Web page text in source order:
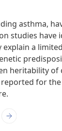
asthma,
studies
explain a
heritability of
for